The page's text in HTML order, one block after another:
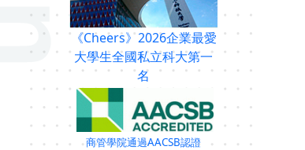
《Cheers》2026企業最愛
大學生全國私立科大第一
名
商管學院通過AACSB認證